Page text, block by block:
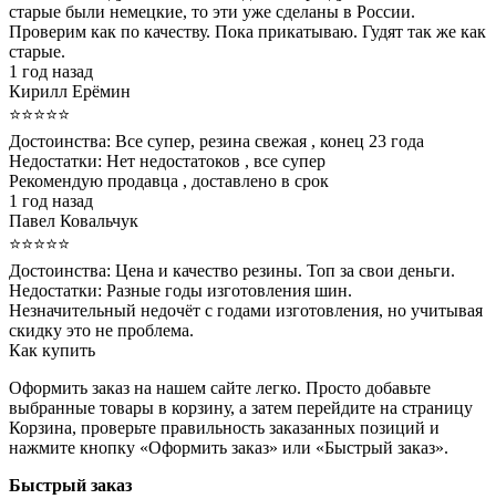
старые были немецкие, то эти уже сделаны в России.
Проверим как по качеству. Пока прикатываю. Гудят так же как
старые.
1 год назад
Кирилл Ерёмин
⭐⭐⭐⭐⭐
Достоинства: Все супер, резина свежая , конец 23 года
Недостатки: Нет недостатоков , все супер
Рекомендую продавца , доставлено в срок
1 год назад
Павел Ковальчук
⭐⭐⭐⭐⭐
Достоинства: Цена и качество резины. Топ за свои деньги.
Недостатки: Разные годы изготовления шин.
Незначительный недочёт с годами изготовления, но учитывая
скидку это не проблема.
Как купить
Оформить заказ на нашем сайте легко. Просто добавьте
выбранные товары в корзину, а затем перейдите на страницу
Корзина, проверьте правильность заказанных позиций и
нажмите кнопку «Оформить заказ» или «Быстрый заказ».
Быстрый заказ